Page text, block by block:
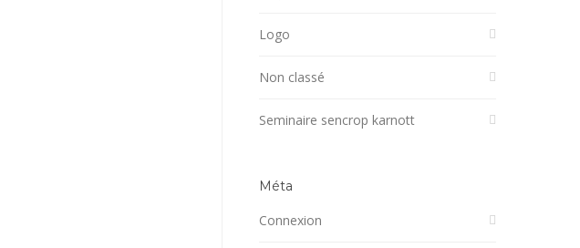
Logo
Non classé
Seminaire sencrop karnott
Méta
Connexion